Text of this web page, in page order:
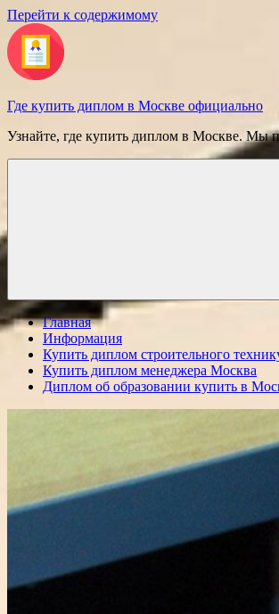
Перейти к содержимому
Где купить диплом в Москве официально
Узнайте, где купить диплом в Москве. Мы
Главная
Информация
Купить диплом строительного
Купить диплом менеджера Москва
Диплом об образовании купить в